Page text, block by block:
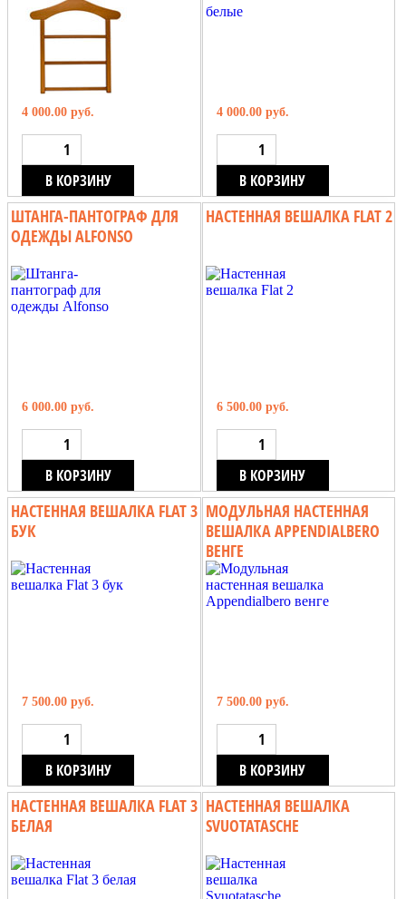
4 000.00 руб.
В КОРЗИНУ
4 000.00 руб.
В КОРЗИНУ
ШТАНГА-ПАНТОГРАФ ДЛЯ
ОДЕЖДЫ ALFONSO
6 000.00 руб.
В КОРЗИНУ
НАСТЕННАЯ ВЕШАЛКА FLAT 2
6 500.00 руб.
В КОРЗИНУ
НАСТЕННАЯ ВЕШАЛКА FLAT 3
БУК
7 500.00 руб.
В КОРЗИНУ
МОДУЛЬНАЯ НАСТЕННАЯ
ВЕШАЛКА APPENDIALBERO
ВЕНГЕ
7 500.00 руб.
В КОРЗИНУ
НАСТЕННАЯ ВЕШАЛКА FLAT 3
БЕЛАЯ
НАСТЕННАЯ ВЕШАЛКА
SVUOTATASCHE